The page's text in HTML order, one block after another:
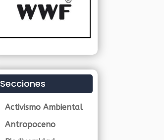
Secciones
Activismo Ambiental
Antropoceno